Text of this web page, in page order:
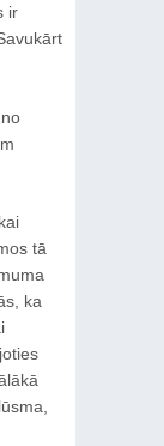
ir
tā
ka